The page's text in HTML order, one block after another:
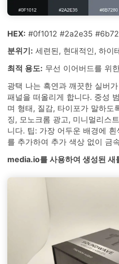
HEX: #0f1012 #2a2e35
분위기: 세련된, 현대적인, 하이
최적 용도: 무선 이어버드를 위
광택 나는 흑연과 깨끗한 실버
패널을 떠올리게 합니다. 중성
며 형태, 질감, 타이포가 말하도
징, 모노크롬 광고, 미니멀리스
니다. 팁: 가장 어두운 배경에
를 추가하여 추가 색상 없이 금
media.io를 사용하여 생성된 새